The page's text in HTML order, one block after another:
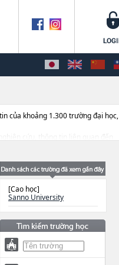
của khoảng 1.300 trường đại học,
cứu, thông tin liên quan đến
[Cao học]
Sanno University